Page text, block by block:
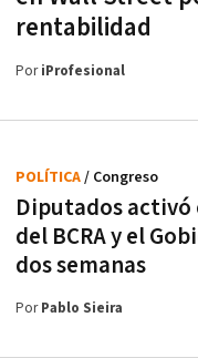
rentabilidad
PoriProfesional
Diputados activó
del BCRA y el
dos semanas
POLÍTICA/ Congreso
PorPablo Sieira